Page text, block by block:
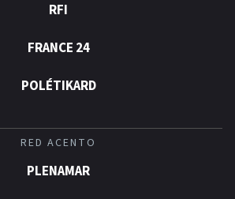
RFI
FRANCE 24
POLÉTIKARD
RED ACENTO
PLENAMAR